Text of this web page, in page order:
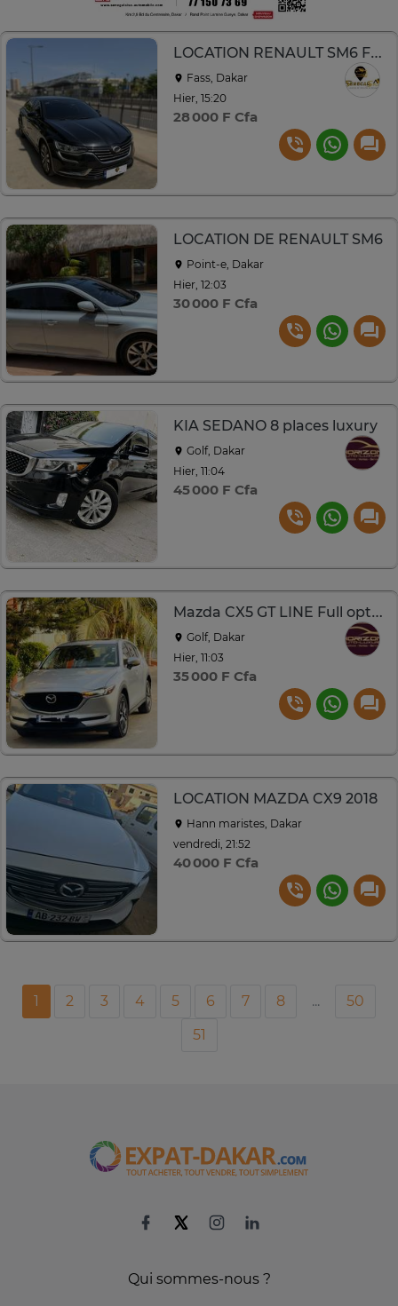
LOCATION RENAULT SM6 FULL OPTION
Fass, Dakar
Hier, 15:20
28 000 F Cfa
LOCATION DE RENAULT SM6
Point-e, Dakar
Hier, 12:03
30 000 F Cfa
KIA SEDANO 8 places luxury
Golf, Dakar
Hier, 11:04
45 000 F Cfa
Mazda CX5 GT LINE Full options
Golf, Dakar
Hier, 11:03
35 000 F Cfa
LOCATION MAZDA CX9 2018
Hann maristes, Dakar
vendredi, 21:52
40 000 F Cfa
1 2 3 4 5 6 7 8 ...
50
51
Qui sommes-nous ?